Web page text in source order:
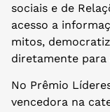
sociais e de
acesso a
mitos,
diretamente para
No Prêmio
vencedora na